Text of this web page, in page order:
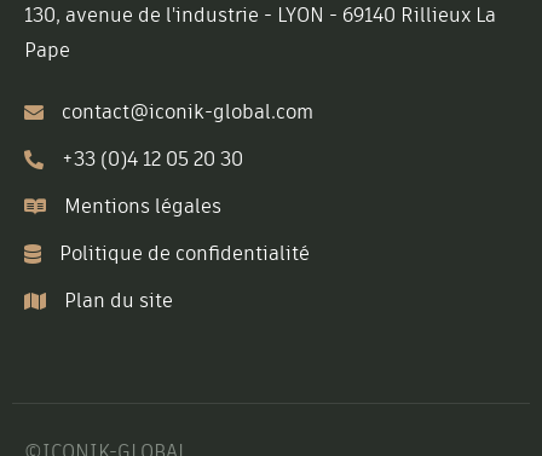
130, avenue de l'industrie - LYON - 69140 Rillieux La
Pape
contact@iconik-global.com
+33 (0)4 12 05 20 30
Mentions légales
Politique de confidentialité
Plan du site